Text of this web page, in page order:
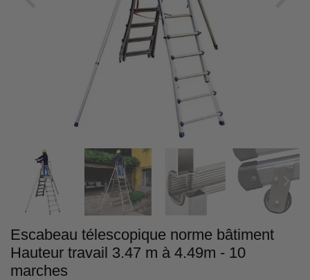
Escabeau télescopique norme bâtiment
Hauteur travail 3.47 m à 4.49m - 10
marches